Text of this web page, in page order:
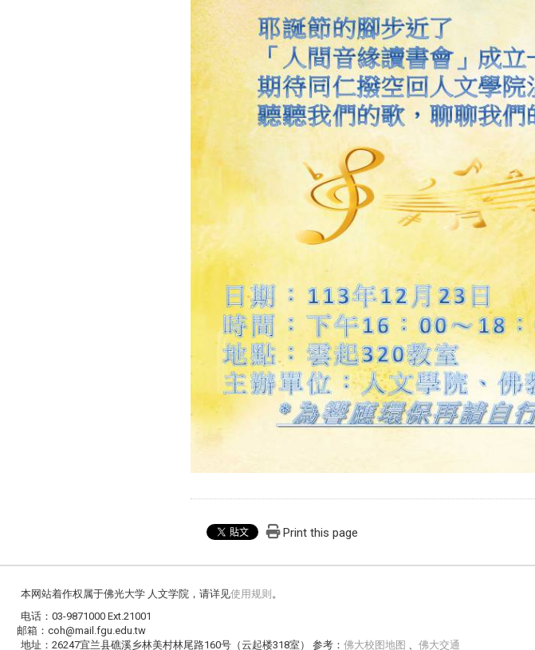
Print this page
本网站着作权属于佛光大学 人文学院，请详见使用规则 。
电话：03-9871000 Ext.21001
邮箱：coh@mail.fgu.edu.tw
地址：26247宜兰县礁溪乡林美村林尾路160号（云起楼318室） 参考： 佛大校图地图 佛大交通